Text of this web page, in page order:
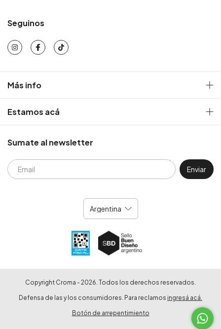
Seguinos
Más info
Estamos acá
Sumate al newsletter
Copyright Croma - 2026. Todos los derechos reservados.
Defensa de las y los consumidores. Para reclamos ingresá acá.
Botón de arrepentimiento